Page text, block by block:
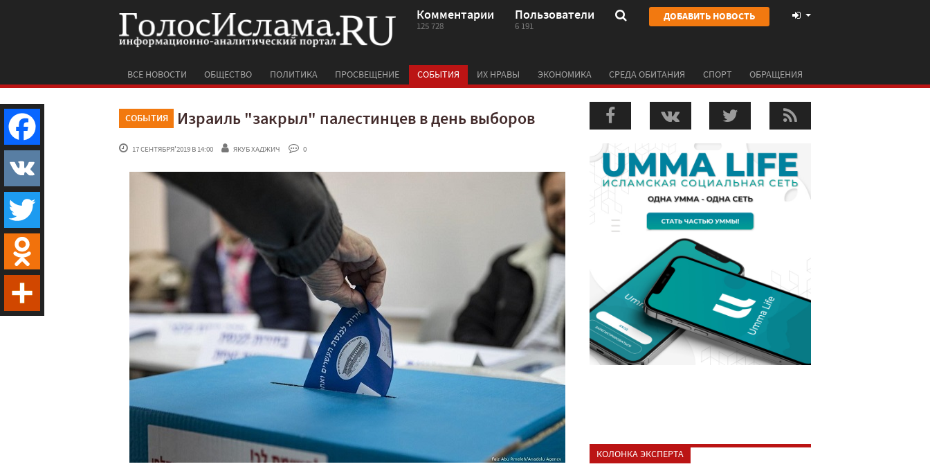
Комментарии
125 728
Пользователи
6 191
ДОБАВИТЬ НОВОСТЬ
ВСЕ НОВОСТИ ОБЩЕСТВО ПОЛИТИКА ПРОСВЕЩЕНИЕ СОБЫТИЯ ИХ НРАВЫ ЭКОНОМИКА СРЕДА ОБИТАНИЯ СПОРТ ОБРАЩЕНИЯ
СОБЫТИЯ Израиль "закрыл" палестинцев в день выборов
17 СЕНТЯБРЯ'2019 В 14:00 ЯКУБ ХАДЖИЧ 0
КОЛОНКА ЭКСПЕРТА
Facebook
VK
Twitter
Odnoklassniki